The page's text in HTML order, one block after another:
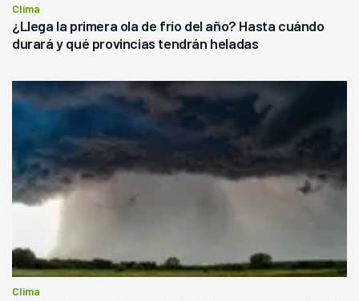
Clima
¿Llega la primera ola de frío del año? Hasta cuándo
durará y qué provincias tendrán heladas
Clima